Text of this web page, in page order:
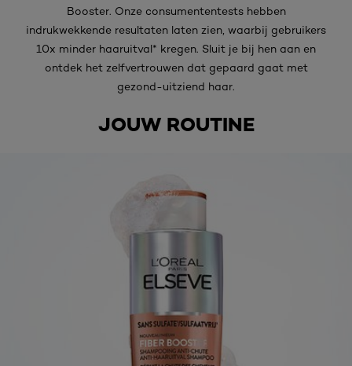
Booster. Onze consumententests hebben
indrukwekkende resultaten laten zien, waarbij gebruikers
10x minder haaruitval* kregen. Sluit je bij hen aan en
ontdek het zelfvertrouwen dat gepaard gaat met
gezond-uitziend haar.​
JOUW ROUTINE